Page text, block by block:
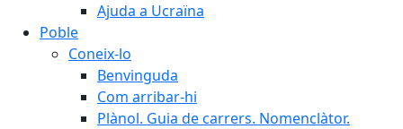
Ajuda a Ucraïna
Poble
Coneix-lo
Benvinguda
Com arribar-hi
Plànol. Guia de carrers. Nomenclàtor.